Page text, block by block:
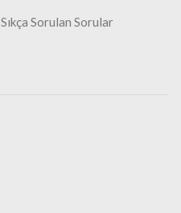
Sıkça Sorulan Sorular